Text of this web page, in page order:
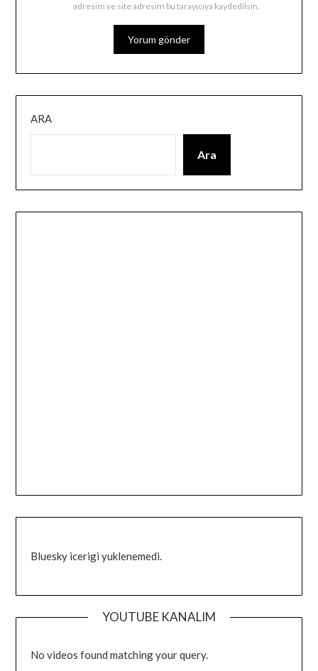
adresim ve site adresim bu tarayıcıya kaydedilsin.
ARA
Ara
Bluesky icerigi yuklenemedi.
YOUTUBE KANALIM
No videos found matching your query.